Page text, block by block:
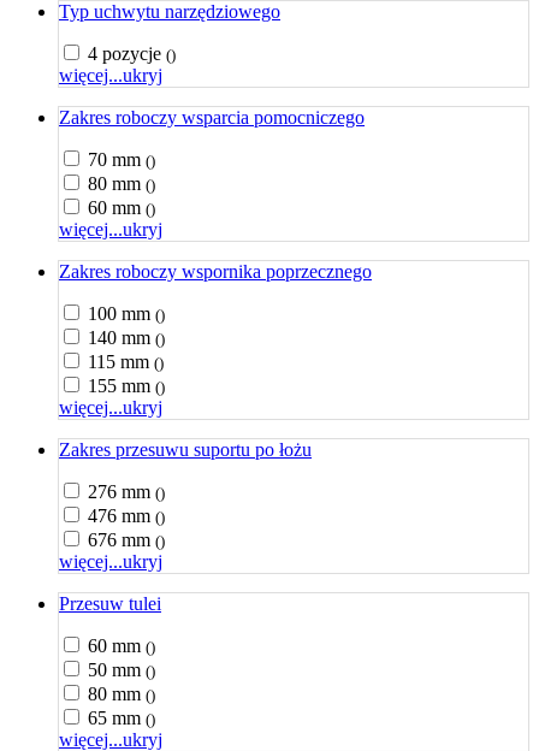
Typ uchwytu narzędziowego
4 pozycje ()
więcej...ukryj
Zakres roboczy wsparcia pomocniczego
70 mm ()
80 mm ()
60 mm ()
więcej...ukryj
Zakres roboczy wspornika poprzecznego
100 mm ()
140 mm ()
115 mm ()
155 mm ()
więcej...ukryj
Zakres przesuwu suportu po łożu
276 mm ()
476 mm ()
676 mm ()
więcej...ukryj
Przesuw tulei
60 mm ()
50 mm ()
80 mm ()
65 mm ()
więcej...ukryj